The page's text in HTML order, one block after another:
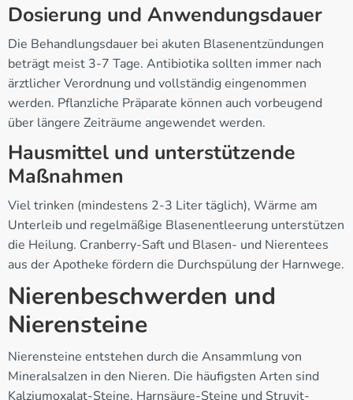
Dosierung und Anwendungsdauer
Die Behandlungsdauer bei akuten Blasenentzündungen
beträgt meist 3-7 Tage. Antibiotika sollten immer nach
ärztlicher Verordnung und vollständig eingenommen
werden. Pflanzliche Präparate können auch vorbeugend
über längere Zeiträume angewendet werden.
Hausmittel und unterstützende
Maßnahmen
Viel trinken (mindestens 2-3 Liter täglich), Wärme am
Unterleib und regelmäßige Blasenentleerung unterstützen
die Heilung. Cranberry-Saft und Blasen- und Nierentees
aus der Apotheke fördern die Durchspülung der Harnwege.
Nierenbeschwerden und
Nierensteine
Nierensteine entstehen durch die Ansammlung von
Mineralsalzen in den Nieren. Die häufigsten Arten sind
Kalziumoxalat-Steine, Harnsäure-Steine und Struvit-